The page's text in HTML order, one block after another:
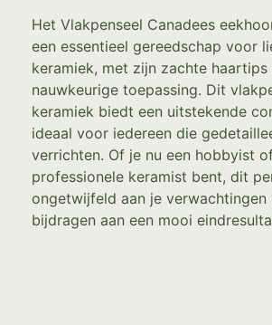
Het Vlakpenseel Canadees
een essentieel gereedschap voor
keramiek, met zijn zachte haartips
nauwkeurige toepassing. Dit
keramiek biedt een uitstekende
ideaal voor iedereen die
verrichten. Of je nu een hobbyist
professionele keramist bent, dit
ongetwijfeld aan je verwachtingen
bijdragen aan een mooi